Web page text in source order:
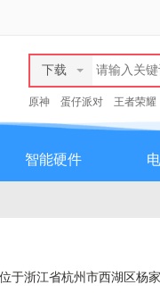
下载
原神 蛋仔派对 王者荣耀
智能硬件
于浙江省杭州市西湖区杨